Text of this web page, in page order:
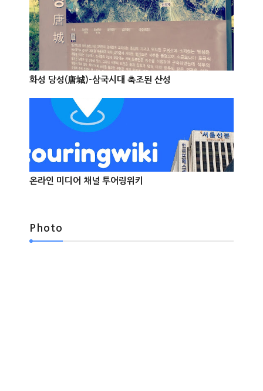
 

화성 당성(唐城)-삼국시대 축조된 산성
 

@Info
온라인 미디어 채널 투어링위키
Photo